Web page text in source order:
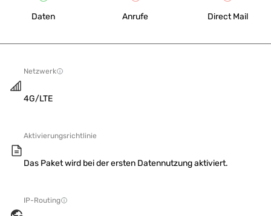
Daten Anrufe Direct Mail
Netzwerk
4G/LTE
Aktivierungsrichtlinie
Das Paket wird bei der ersten Datennutzung aktiviert.
IP-Routing